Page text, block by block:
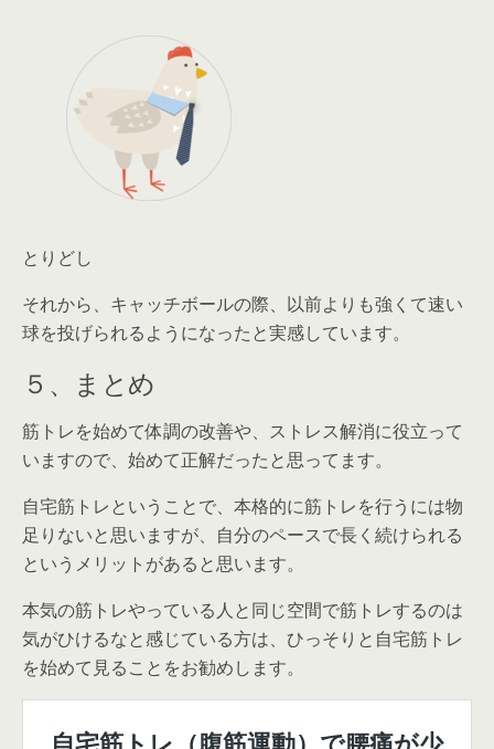
とりどし
それから、キャッチボールの際、以前よりも強くて速い
球を投げられるようになったと実感しています。
５、まとめ
筋トレを始めて体調の改善や、ストレス解消に役立って
いますので、 始めて正解だったと思ってます。
自宅筋トレということで、本格的に筋トレを行うには物
足りないと思いますが、 自分のペースで長く続けられる
というメリットがあると思います。
本気の筋トレやっている人と同じ空間で筋トレするのは
気がひけるなと感じている方は、ひっそりと自宅筋トレ
を始めて見ることをお勧めします。